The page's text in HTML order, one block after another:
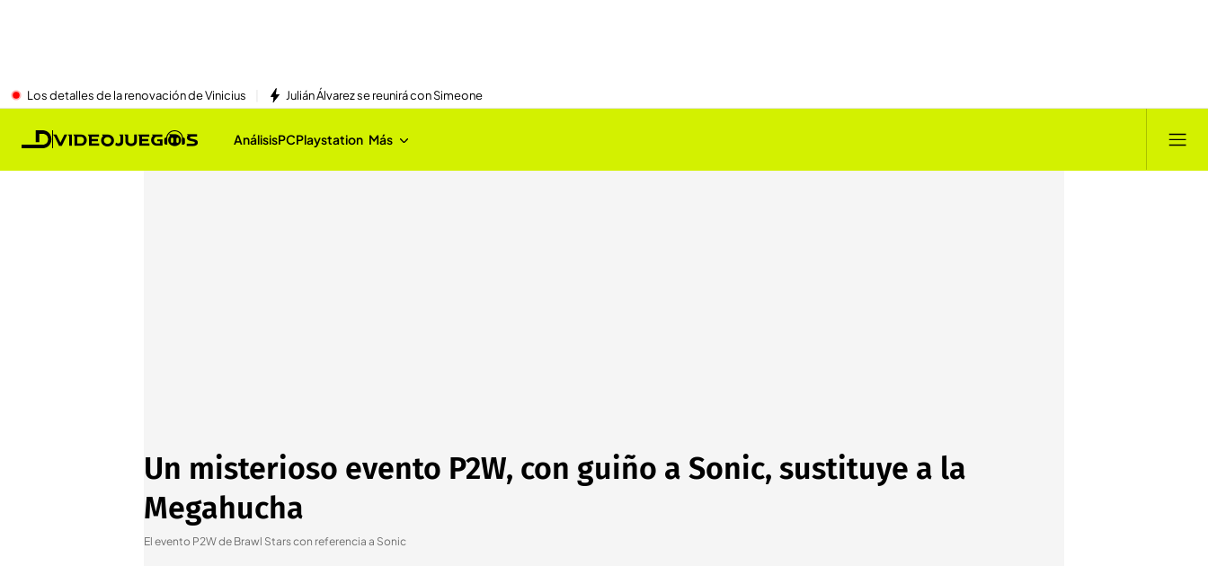
Los detalles de la renovación de Vinicius Julián Álvarez se reunirá con Simeone
AnálisisPCPlaystation Más
Un misterioso evento P2W, con guiño a Sonic, sustituye a la
Megahucha
El evento P2W de Brawl Stars con referencia a Sonic